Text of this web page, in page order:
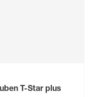
T-Star plus